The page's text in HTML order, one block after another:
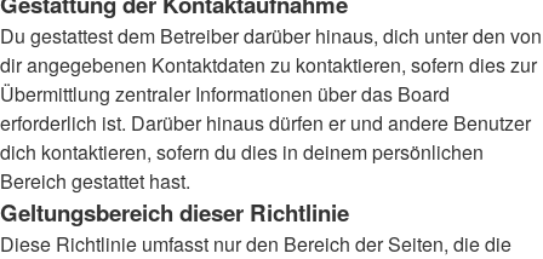
Du gestattest dem Betreiber darüber hinaus, dich unter den von
dir angegebenen Kontaktdaten zu kontaktieren, sofern dies zur
Übermittlung zentraler Informationen über das Board
erforderlich ist. Darüber hinaus dürfen er und andere Benutzer
dich kontaktieren, sofern du dies in deinem persönlichen
Bereich gestattet hast.
Geltungsbereich dieser Richtlinie
Diese Richtlinie umfasst nur den Bereich der Seiten, die die